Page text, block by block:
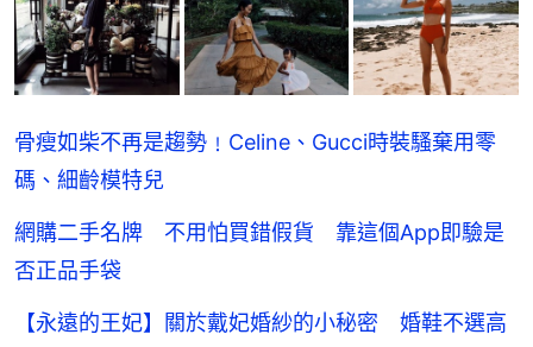
骨瘦如柴不再是趨勢﹗Celine、Gucci時裝騷棄用零
碼、細齡模特兒
網購二手名牌 不用怕買錯假貨 靠這個App即驗是
否正品手袋
【永遠的王妃】關於戴妃婚紗的小秘密 婚鞋不選高